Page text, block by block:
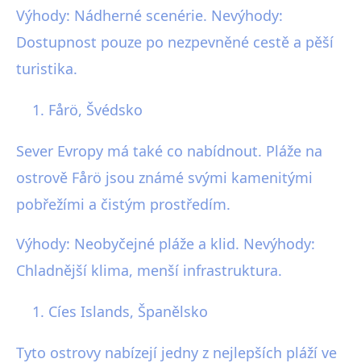
Výhody: Nádherné scenérie. Nevýhody:
Dostupnost pouze po nezpevněné cestě a pěší
turistika.
Fårö, Švédsko
Sever Evropy má také co nabídnout. Pláže na
ostrově Fårö jsou známé svými kamenitými
pobřežími a čistým prostředím.
Výhody: Neobyčejné pláže a klid. Nevýhody:
Chladnější klima, menší infrastruktura.
Cíes Islands, Španělsko
Tyto ostrovy nabízejí jedny z nejlepších pláží ve